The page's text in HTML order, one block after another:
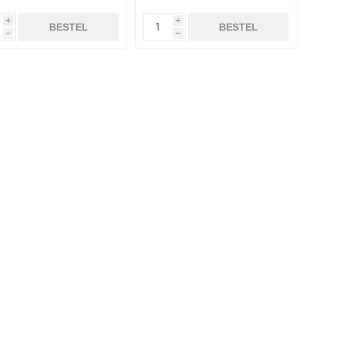
i
h
BESTEL
i
h
BESTEL